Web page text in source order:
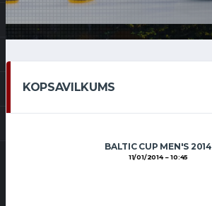
KOPSAVILKUMS
BALTIC CUP MEN'S 2014
11/01/2014 10:45